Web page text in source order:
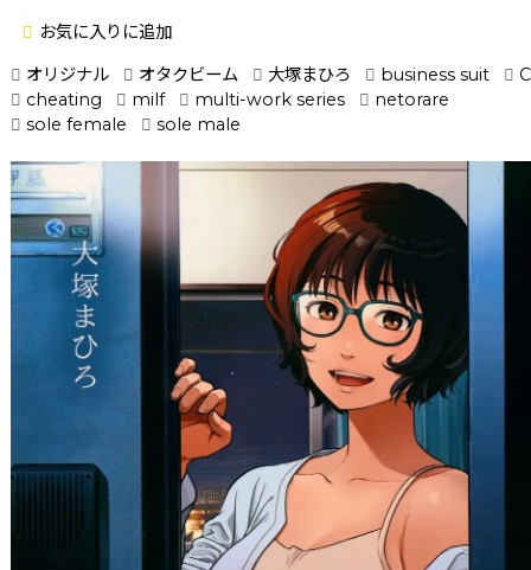
お気に入りに追加
オリジナル
オタクビーム 大塚まひろ business suit
cheating
milf multi-work series
netorare
sole female
sole male